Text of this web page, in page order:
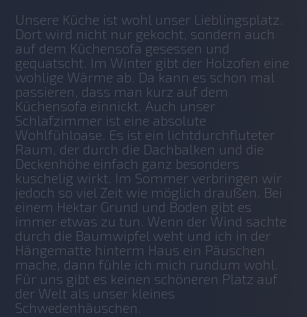
Unsere Küche ist wohl unser Lieblingsplatz.
Dort wird nicht nur gekocht, sondern auch
auf dem Küchensofa gesessen und
gequatscht. Im Winter gibt der Holzofen eine
wohlige Wärme ab. Da kann es schon mal
passieren, dass man kurz auf dem
Küchensofa einnickt. Auch unser
Schlafzimmer ist eine absolute
Wohlfühloase. Es ist ein lichtdurchfluteter
Raum, der durch die Dachbalken und die
Deckenhöhe einfach ganz besonders
kuschelig wirkt. Im Sommer verbringen wir
jedoch so viel Zeit wie möglich draußen. Bei
einem Hektar Grund und Boden gibt es
immer etwas zu tun. Wenn der Wind sachte
durch die Baumwipfel weht und ich in der
Hängematte hinterm Haus ein Päuschen
mache, dann fühle ich mich rundum wohl.
Für uns gibt es keinen schöneren Platz auf
der Welt als unser kleines
Schwedenhäuschen.